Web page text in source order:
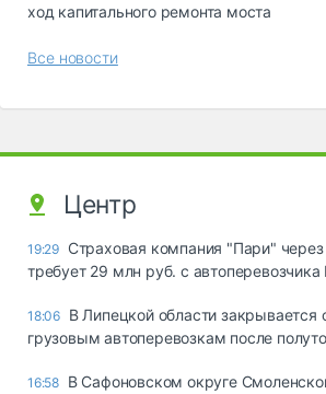
ход капитального ремонта моста
Все новости
Центр
19:29 Страховая компания "Пари" через
требует 29 млн руб. с автоперевозчика
18:06 В Липецкой области закрывается
грузовым автоперевозкам после
16:58 В Сафоновском округе